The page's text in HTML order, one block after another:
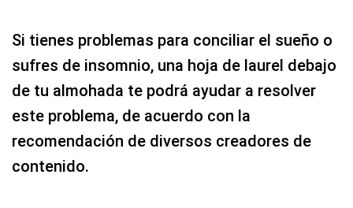
Si tienes problemas para conciliar el sueño o
sufres de insomnio, una hoja de laurel debajo
de tu almohada te podrá ayudar a resolver
este problema, de acuerdo con la
recomendación de diversos creadores de
contenido.